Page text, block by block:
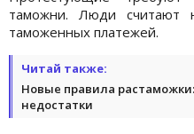
таможни. Люди считают
таможенных платежей.
Читай также:
Новые правила
недостатки